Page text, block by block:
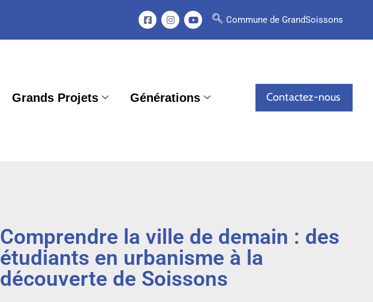
Commune de GrandSoissons
Grands Projets Générations Contactez-nous
Comprendre la ville de demain : des
étudiants en urbanisme à la
découverte de Soissons